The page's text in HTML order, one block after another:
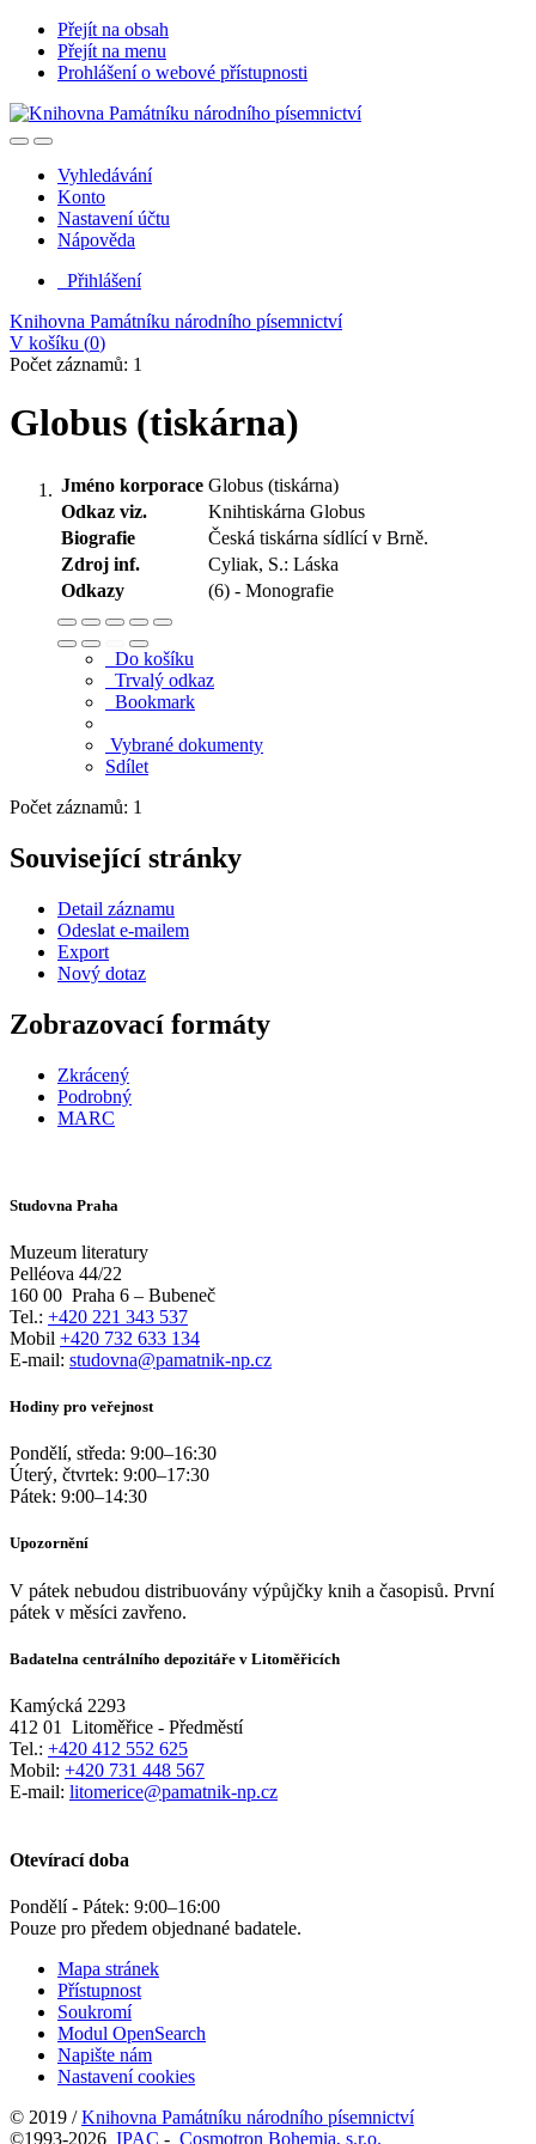
Přejít na obsah
Přejít na menu
Prohlášení o webové přístupnosti
Vyhledávání
Konto
Nastavení účtu
Nápověda
Přihlášení
Knihovna Památníku národního písemnictví
V košíku (0)
Počet záznamů: 1
Globus (tiskárna)
Jméno korporace Globus (tiskárna)
Odkaz viz.
Knihtiskárna Globus
Biografie
Česká tiskárna sídlící v Brně.
Zdroj inf.
Cyliak, S.: Láska
Odkazy
(6) - Monografie
Do košíku
Trvalý odkaz
Bookmark
Vybrané dokumenty
Sdílet
Počet záznamů: 1
Související stránky
Detail záznamu
Odeslat e-mailem
Export
Nový dotaz
Zobrazovací formáty
Zkrácený
Podrobný
MARC
Studovna Praha
Muzeum literatury
Pelléova 44/22
160 00 Praha 6 – Bubeneč
Tel.: +420 221 343 537
Mobil +420 732 633 134
E-mail: studovna@pamatnik-np.cz
Hodiny pro veřejnost
Pondělí, středa: 9:00–16:30
Úterý, čtvrtek: 9:00–17:30
Pátek: 9:00–14:30
Upozornění
V pátek nebudou distribuovány výpůjčky knih a časopisů. První
pátek v měsíci zavřeno.
Badatelna centrálního depozitáře v Litoměřicích
Kamýcká 2293
412 01
Litoměřice - Předměstí
Tel.: +420 412 552 625
Mobil: +420 731 448 567
E-mail: litomerice@pamatnik-np.cz
Otevírací doba
Pondělí - Pátek: 9:00–16:00
Pouze pro předem objednané badatele.
Mapa stránek
Přístupnost
Soukromí
Modul OpenSearch
Napište nám
Nastavení cookies
© 2019 /Knihovna Památníku národního písemnictví
©1993-2026 IPAC - Cosmotron Bohemia, s.r.o.